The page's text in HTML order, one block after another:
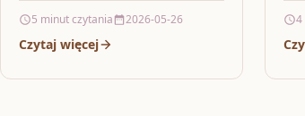
charakter i nie znika w…
5 minut czytania 2026-05-26
Czytaj więcej
do
4